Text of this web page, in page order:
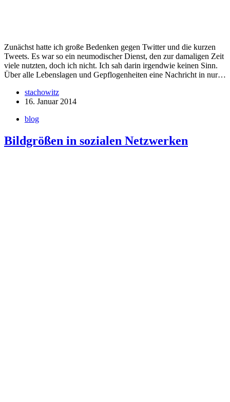
Zunächst hatte ich große Bedenken gegen Twitter und die kurzen
Tweets. Es war so ein neumodischer Dienst, den zur damaligen Zeit
viele nutzten, doch ich nicht. Ich sah darin irgendwie keinen Sinn.
Über alle Lebenslagen und Gepflogenheiten eine Nachricht in nur…
stachowitz
16. Januar 2014
blog
Bildgrößen in sozialen Netzwerken